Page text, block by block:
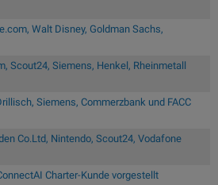
Walt Disney, Goldman Sachs,
Scout24, Siemens, Henkel, Rheinmetall
Siemens, Commerzbank und FACC
Co.Ltd, Nintendo, Scout24, Vodafone
Charter-Kunde vorgestellt